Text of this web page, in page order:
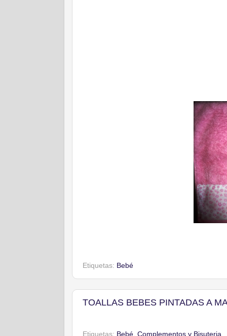
Etiquetas: Bebé
TOALLAS BEBES PINTADAS A
Etiquetas: Bebé, Complementos y Bisuteria